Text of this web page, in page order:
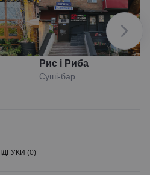
Рис і Риба
Суші-бар
(0)